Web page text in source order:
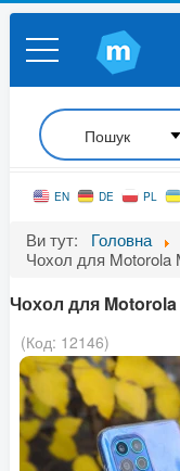
EN DE PL
Ви тут: Головна
Чохол для Motorola
Чохол для
(Код: 12146)